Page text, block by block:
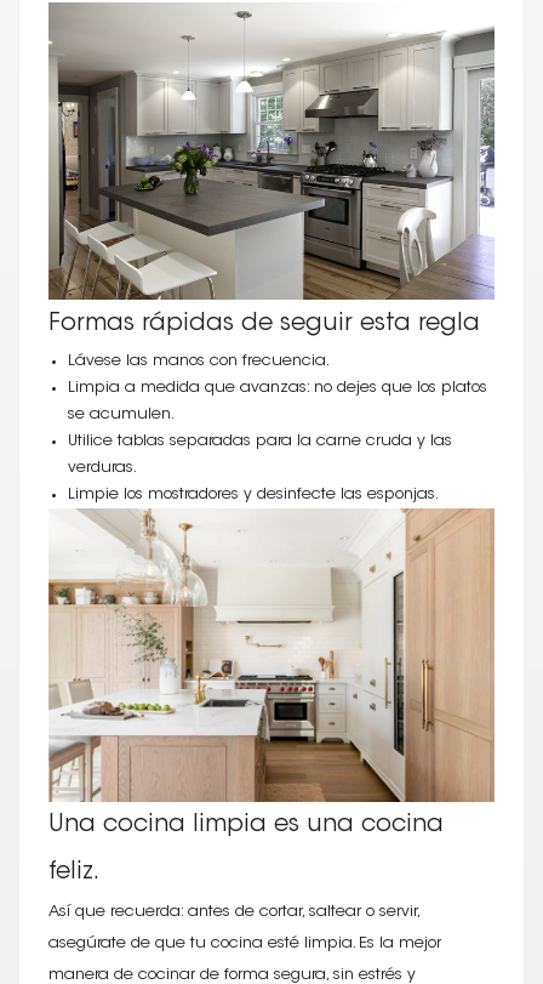
Formas rápidas de seguir esta regla
Lávese las manos con frecuencia.
Limpia a medida que avanzas: no dejes que los platos
se acumulen.
Utilice tablas separadas para la carne cruda y las
verduras.
Limpie los mostradores y desinfecte las esponjas.
Una cocina limpia es una cocina
feliz.
Así que recuerda: antes de cortar, saltear o servir,
asegúrate de que tu cocina esté limpia. Es la mejor
manera de cocinar de forma segura, sin estrés y